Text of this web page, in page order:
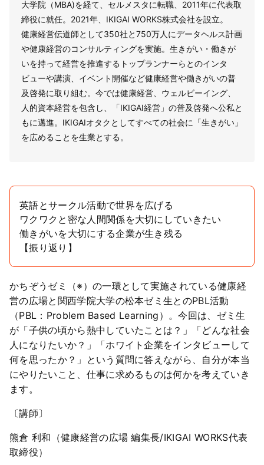
大学院（MBA)を経て、セルメスタに転職、2011年に代表取
締役に就任。2021年、IKIGAI WORKS株式会社を設立。
健康経営伝道師として350社と750万人にデータヘルス計画
や健康経営のコンサルティングを実施。生きがい・働きが
いを持って経営を推進するトップランナーらとのインタ
ビューや講演、イベント開催など健康経営や働きがいの普
及啓発に取り組む。今では健康経営、ウェルビーイング、
人的資本経営を包含し、「IKIGAI経営」の普及啓発へ公私と
もに邁進。IKIGAIオタクとしてすべての社会に「生きがい」
を広めることを生業とする。
英語とサークル活動で世界を広げる
ワクワクと密な人間関係を大切にしていきたい
働きがいを大切にする企業が生き残る
【振り返り】
かちぞうゼミ（※）の一環として実施されている健康経
営の広場と関西学院大学の松本ゼミ生とのPBL活動
（PBL：Problem Based Learning）。今回は、ゼミ生
が「子供の頃から熱中していたことは？」「どんな社会
人になりたいか？」「ホワイト企業をインタビューして
何を思ったか？」という質問に答えながら、自分が本当
にやりたいこと、仕事に求めるものは何かを考えていき
ます。
〔講師〕
熊倉 利和（健康経営の広場 編集長/IKIGAI WORKS代表
取締役）